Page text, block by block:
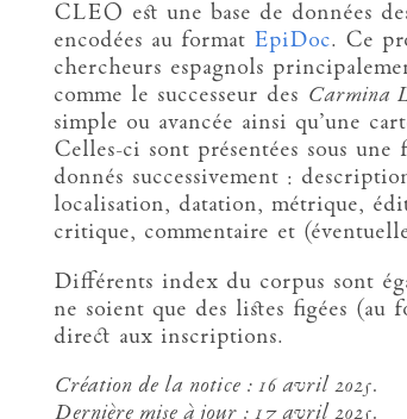
CLEO est une base de données
encodées au format EpiDoc. Ce
chercheurs espagnols
comme le successeur des Carmina
simple ou avancée ainsi qu’une
Celles-ci sont présentées sous
donnés successivement :
localisation, datation, métrique,
critique, commentaire et
Différents index du corpus sont
ne soient que des listes figées (au
direct aux inscriptions.
Création de la notice : 16 avril 2025.
Dernière mise à jour : 17 avril 2025.